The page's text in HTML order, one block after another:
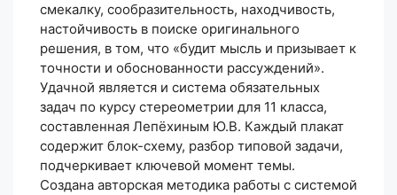
смекалку, сообразительность, находчивость,
настойчивость в поиске оригинального
решения, в том, что «будит мысль и призывает к
точности и обоснованности рассуждений».
Удачной является и система обязательных
задач по курсу стереометрии для 11 класса,
составленная Лепёхиным Ю.В. Каждый плакат
содержит блок-схему, разбор типовой задачи,
подчеркивает ключевой момент темы.
Создана авторская методика работы с системой